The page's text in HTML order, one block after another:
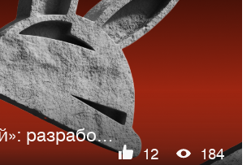
«СтройБой»: разработка игры-симулятора
12 184